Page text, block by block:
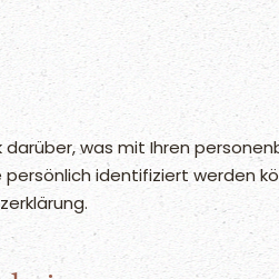
was mit Ihren
identifiziert werden